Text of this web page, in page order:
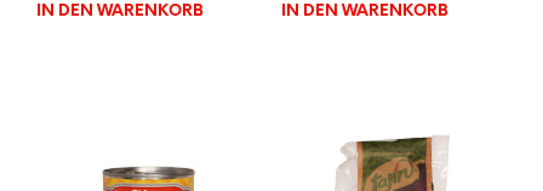
IN DEN WARENKORB IN DEN WARENKORB